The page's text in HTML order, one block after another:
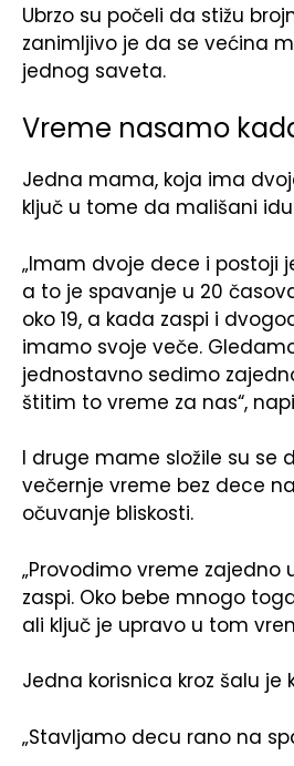
Ubrzo su počeli da stižu
zanimljivo je da se većina
jednog saveta.
Vreme nasamo
Jedna mama, koja ima
ključ u tome da mališani
„Imam dvoje dece i postoji
a to je spavanje u 20
oko 19, a kada zaspi i
imamo svoje veče.
jednostavno sedimo
štitim to vreme za nas“,
I druge mame složile su se
večernje vreme bez dece
očuvanje bliskosti.
„Provodimo vreme zajedno
zaspi. Oko bebe mnogo
ali ključ je upravo u tom
Jedna korisnica kroz šalu je
„Stavljamo decu rano na